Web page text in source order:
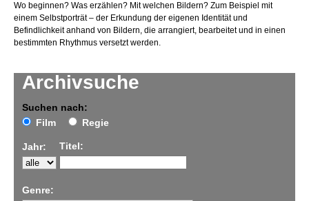
Archivsuche
Suchen nach:
Film
Regie
Jahr: Titel:
Genre:
Wo beginnen? Was erzählen? Mit welchen Bildern? Zum Beispiel mit
einem Selbstporträt – der Erkundung der eigenen Identität und
Befindlichkeit anhand von Bildern, die arrangiert, bearbeitet und in einen
bestimmten Rhythmus versetzt werden.